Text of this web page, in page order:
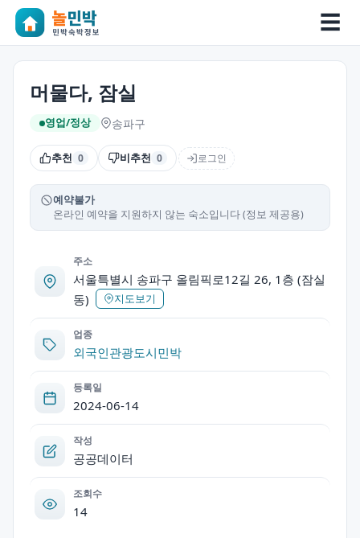
☰
머물다, 잠실
영업/정상 송파구
추천 0 비추천 0 로그인
예약불가
온라인 예약을 지원하지 않는 숙소입니다 (정보 제공용)
주소
서울특별시 송파구 올림픽로12길 26, 1층 (잠실
동)
지도보기
업종
외국인관광도시민박
등록일
2024-06-14
작성
공공데이터
조회수
14